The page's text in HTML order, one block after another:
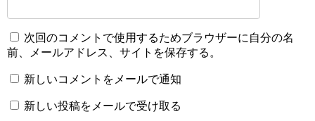
次回のコメントで使用するためブラウザーに自分の名
前、メールアドレス、サイトを保存する。
新しいコメントをメールで通知
新しい投稿をメールで受け取る